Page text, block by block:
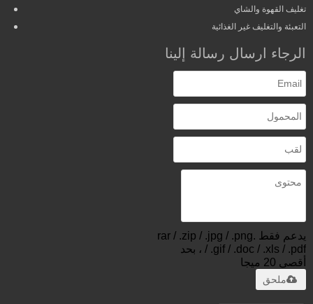
تغليف القهوة والشاي
التعبئة والتغليف غير الغذائية
الرجاء ارسال رسالة إلينا
يدعم فقط .rar / .zip / .jpg / .png
/ .gif / .doc / .xls / .pdf ، بحد
أقصى 20 ميجا
ملحق